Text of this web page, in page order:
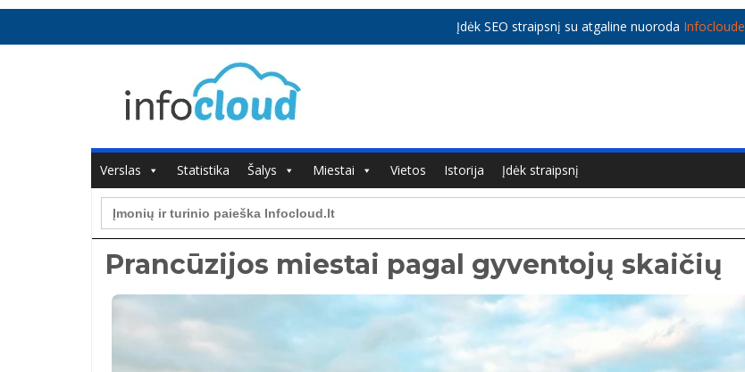
Įdėk SEO straipsnį su atgaline nuoroda Infocloude
Verslas Statistika Šalys Miestai Vietos Istorija
Įdėk straipsnį
Search
for:
Prancūzijos miestai pagal gyventojų skaičių